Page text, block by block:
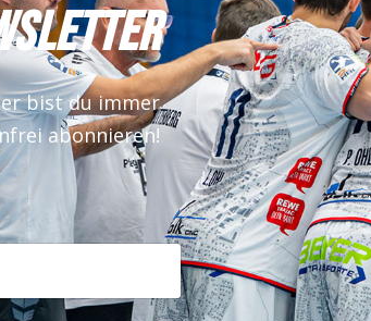
bist du immer
abonnieren!